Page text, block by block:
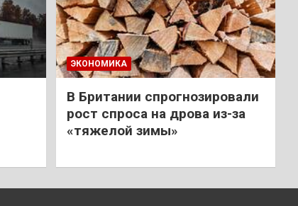
ЭКОНОМИКА
В Британии спрогнозировали
рост спроса на дрова из-за
«тяжелой зимы»